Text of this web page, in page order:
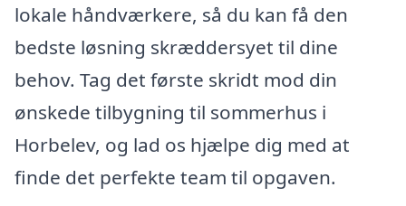
lokale håndværkere, så du kan få den
bedste løsning skræddersyet til dine
behov. Tag det første skridt mod din
ønskede tilbygning til sommerhus i
Horbelev, og lad os hjælpe dig med at
finde det perfekte team til opgaven.